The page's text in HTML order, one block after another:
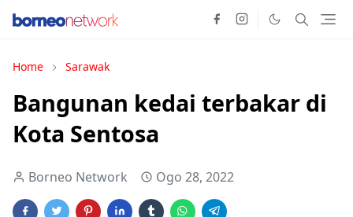
Home Sarawak
Bangunan kedai terbakar di
Kota Sentosa
Borneo Network Ogo 28, 2022